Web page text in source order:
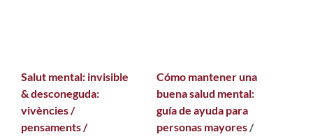
Salut mental: invisible
& desconeguda:
vivències /
pensaments /
Cómo mantener una
buena salud mental:
guía de ayuda para
personas mayores /